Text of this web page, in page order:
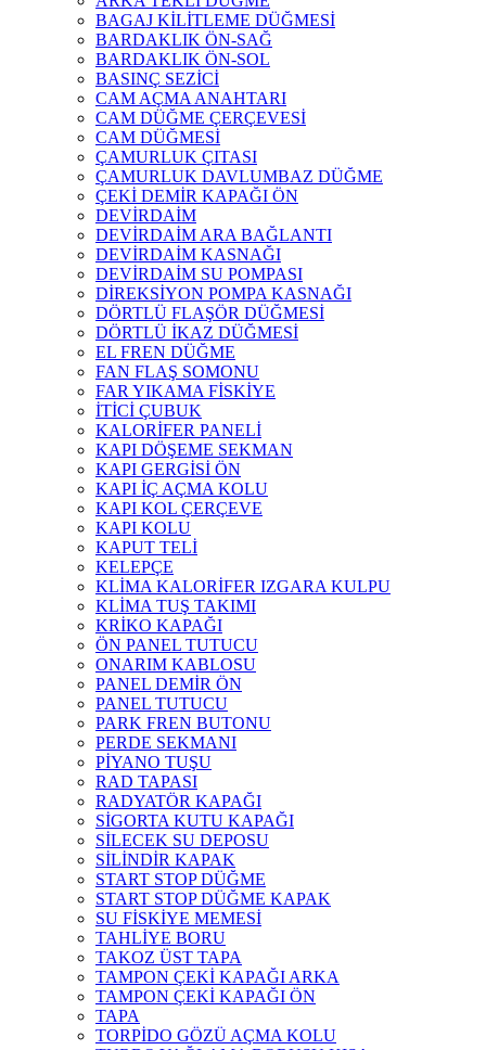
BAGAJ KİLİTLEME DÜĞMESİ
BARDAKLIK ÖN-SAĞ
BARDAKLIK ÖN-SOL
BASINÇ SEZİCİ
CAM AÇMA ANAHTARI
CAM DÜĞME ÇERÇEVESİ
CAM DÜĞMESİ
ÇAMURLUK ÇITASI
ÇAMURLUK DAVLUMBAZ DÜĞME
ÇEKİ DEMİR KAPAĞI ÖN
DEVİRDAİM
DEVİRDAİM ARA BAĞLANTI
DEVİRDAİM KASNAĞI
DEVİRDAİM SU POMPASI
DİREKSİYON POMPA KASNAĞI
DÖRTLÜ FLAŞÖR DÜĞMESİ
DÖRTLÜ İKAZ DÜĞMESİ
EL FREN DÜĞME
FAN FLAŞ SOMONU
FAR YIKAMA FİSKİYE
İTİCİ ÇUBUK
KALORİFER PANELİ
KAPI DÖŞEME SEKMAN
KAPI GERGİSİ ÖN
KAPI İÇ AÇMA KOLU
KAPI KOL ÇERÇEVE
KAPI KOLU
KAPUT TELİ
KELEPÇE
KLİMA KALORİFER IZGARA KULPU
KLİMA TUŞ TAKIMI
KRİKO KAPAĞI
ÖN PANEL TUTUCU
ONARIM KABLOSU
PANEL DEMİR ÖN
PANEL TUTUCU
PARK FREN BUTONU
PERDE SEKMANI
PİYANO TUŞU
RAD TAPASI
RADYATÖR KAPAĞI
SİGORTA KUTU KAPAĞI
SİLECEK SU DEPOSU
SİLİNDİR KAPAK
START STOP DÜĞME
START STOP DÜĞME KAPAK
SU FİSKİYE MEMESİ
TAHLİYE BORU
TAKOZ ÜST TAPA
TAMPON ÇEKİ KAPAĞI ARKA
TAMPON ÇEKİ KAPAĞI ÖN
TAPA
TORPİDO GÖZÜ AÇMA KOLU